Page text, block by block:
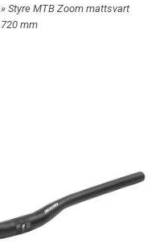
» Styre MTB Zoom mattsvart
720 mm